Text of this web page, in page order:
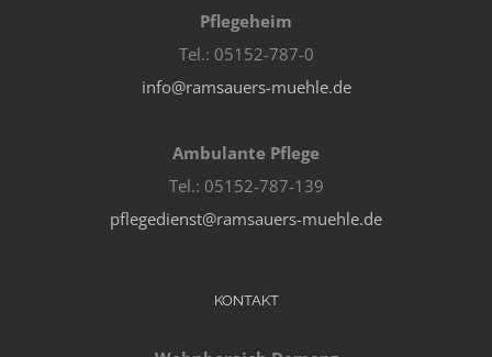
Pflegeheim
Tel.: 05152-787-0
info@ramsauers-muehle.de
Ambulante Pflege
Tel.: 05152-787-139
pflegedienst@ramsauers-muehle.de
KONTAKT